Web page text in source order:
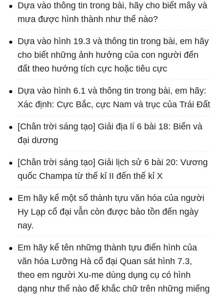
Dựa vào thông tin trong bài, hãy cho biết mây và
mưa được hình thành như thế nào?
Dựa vào hình 19.3 và thông tin trong bài, em hãy
cho biết những ảnh hưởng của con người đến
đất theo hướng tích cực hoặc tiêu cực
Dựa vào hình 6.1 và thông tin trong bài, em hãy:
Xác định: Cực Bắc, cực Nam và trục của Trái Đất
[Chân trời sáng tạo] Giải địa lí 6 bài 18: Biển và
đại dương
[Chân trời sáng tạo] Giải lịch sử 6 bài 20: Vương
quốc Champa từ thế kỉ II đến thế kỉ X
Em hãy kể một số thành tựu văn hóa của người
Hy Lạp cổ đại vẫn còn được bảo tồn đến ngày
nay.
Em hãy kể tên những thành tựu điển hình của
văn hóa Lưỡng Hà cổ đại Quan sát hình 7.3,
theo em người Xu-me dùng dụng cụ có hình
dạng như thế nào để khắc chữ trên những miếng